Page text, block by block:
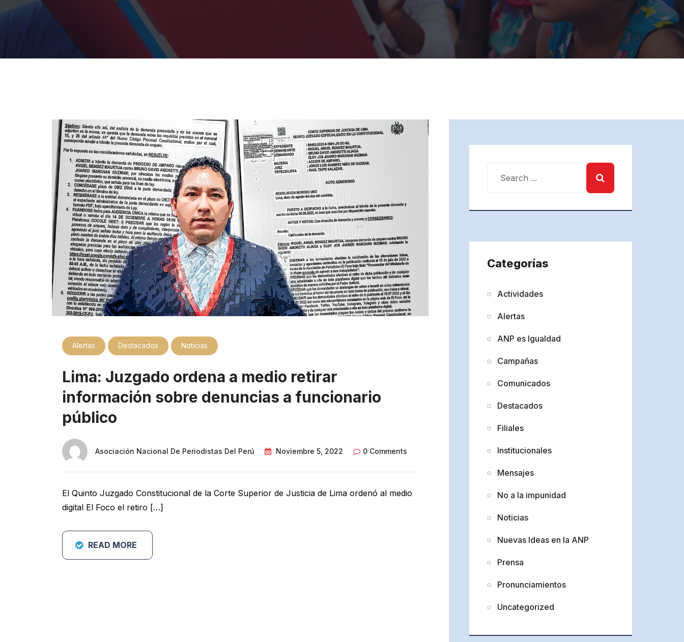
Alertas Destacados Noticias
Lima: Juzgado ordena a medio retirar
información sobre denuncias a funcionario
público
Asociación Nacional De Periodistas Del Perú Noviembre 5, 2022 0 Comments
El Quinto Juzgado Constitucional de la Corte Superior de Justicia de Lima ordenó al medio
digital El Foco el retiro […]
READ MORE
Categorías
Actividades
Alertas
ANP es Igualdad
Campañas
Comunicados
Destacados
Filiales
Institucionales
Mensajes
No a la impunidad
Noticias
Nuevas Ideas en la ANP
Prensa
Pronunciamientos
Uncategorized